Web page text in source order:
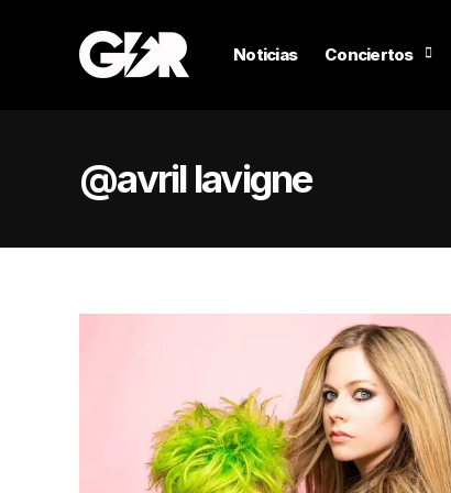
Noticias Conciertos
@avril lavigne